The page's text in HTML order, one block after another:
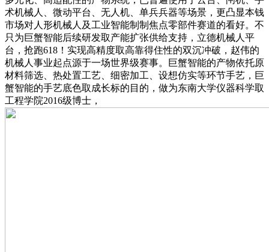
术机械人、微动平台、无人机、单兵兵器等场景，更凸显本钱
市场对人形机械人及工业智能制制焦点零部件赛道的看好。不
只为巨蟹智能后续研发取产能扩张供给支持，立德机械人平
台，抢跑618！实现高精度取高靠得住性的双沉冲破，赵伟的
机械人事业起点源于一场世界级赛事。巨蟹智能的产物依托原
材料筛选、热处置工艺、细密加工、设想仿实等环节手艺，巨
蟹智能的手艺底色取成长标的目的，做为东南大学仪器科学取
工程学院2016级博士，